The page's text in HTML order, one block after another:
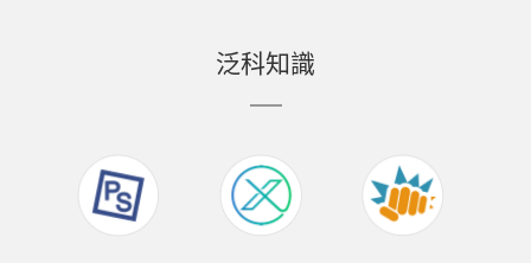
泛科知識